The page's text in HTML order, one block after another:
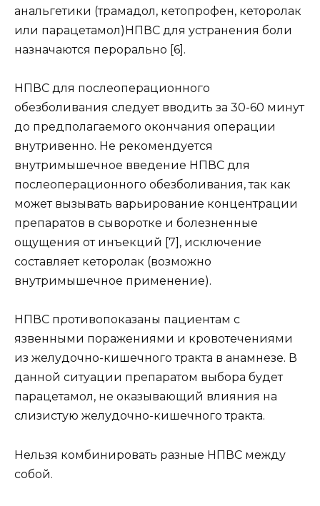
анальгетики (трамадол, кетопрофен, кеторолак
или парацетамол)НПВС для устранения боли
назначаются перорально [6].
НПВС для послеоперационного
обезболивания следует вводить за 30-60 минут
до предполагаемого окончания операции
внутривенно. Не рекомендуется
внутримышечное введение НПВС для
послеоперационного обезболивания, так как
может вызывать варьирование концентрации
препаратов в сыворотке и болезненные
ощущения от инъекций [7], исключение
составляет кеторолак (возможно
внутримышечное применение).
НПВС противопоказаны пациентам с
язвенными поражениями и кровотечениями
из желудочно-кишечного тракта в анамнезе. В
данной ситуации препаратом выбора будет
парацетамол, не оказывающий влияния на
слизистую желудочно-кишечного тракта.
Нельзя комбинировать разные НПВС между
собой.